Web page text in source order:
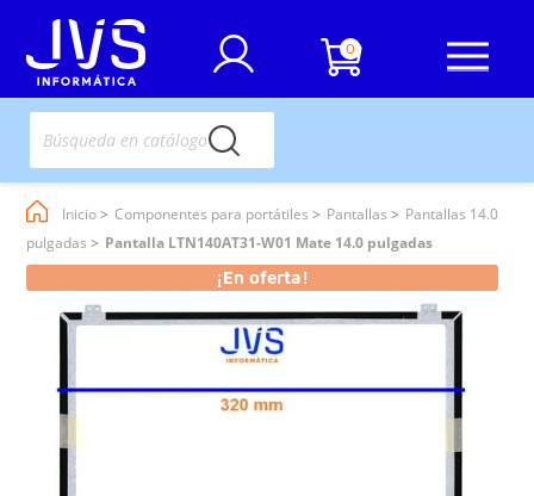
0
Inicio Componentes para portátiles Pantallas
Pantallas 14.0
pulgadas
Pantalla LTN140AT31-W01 Mate 14.0 pulgadas
¡En oferta!